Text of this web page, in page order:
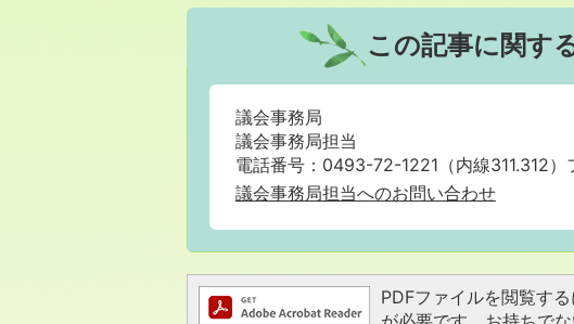
この記事に関す
議会事務局
議会事務局担当
電話番号：0493-72-1221（内線311.312
議会事務局担当へのお問い合わせ
PDFファイルを閲覧す